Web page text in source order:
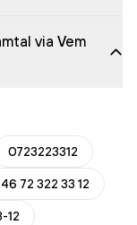
via Vem
0723223312
72 322 33 12
12